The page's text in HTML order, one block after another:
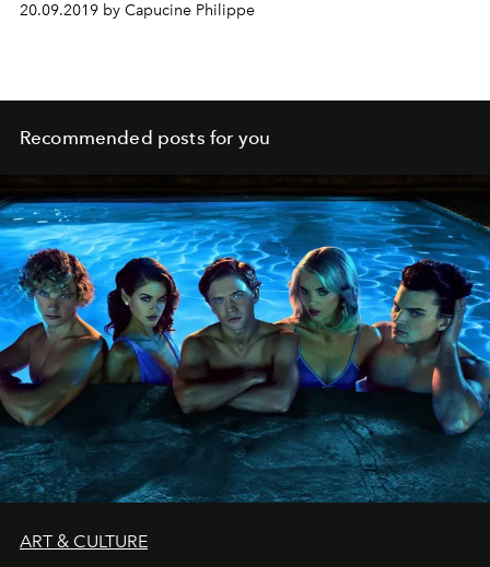
20.09.2019 by Capucine Philippe
Recommended posts for you
ART & CULTURE